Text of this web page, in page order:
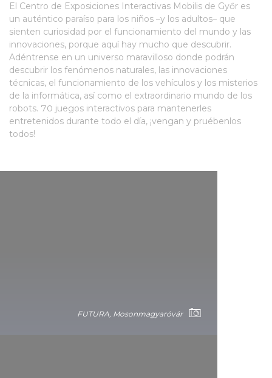
El Centro de Exposiciones Interactivas Mobilis de Győr es
un auténtico paraíso para los niños –y los adultos– que
sienten curiosidad por el funcionamiento del mundo y las
innovaciones, porque aquí hay mucho que descubrir.
Adéntrense en un universo maravilloso donde podrán
descubrir los fenómenos naturales, las innovaciones
técnicas, el funcionamiento de los vehículos y los misterios
de la informática, así como el extraordinario mundo de los
robots. 70 juegos interactivos para mantenerles
entretenidos durante todo el día, ¡vengan y pruébenlos
todos!
FUTURA, Mosonmagyaróvár